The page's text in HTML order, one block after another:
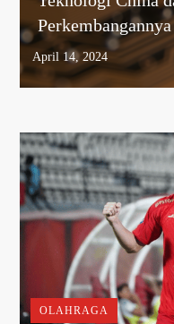
Perkembangannya
OLAHRAGA